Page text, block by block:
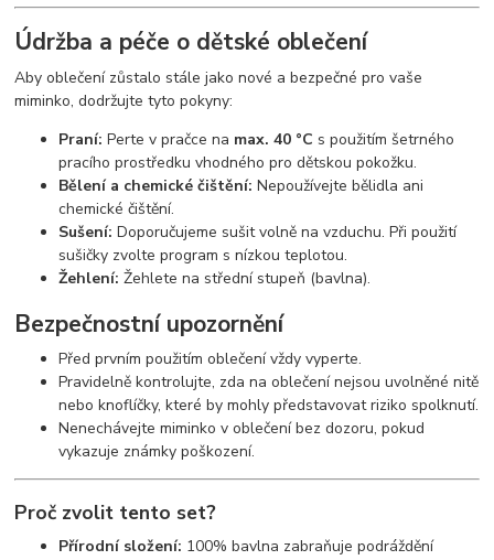
Údržba a péče o dětské oblečení
Aby oblečení zůstalo stále jako nové a bezpečné pro vaše
miminko, dodržujte tyto pokyny:
Praní: Perte v pračce na max. 40 °C s použitím šetrného
pracího prostředku vhodného pro dětskou pokožku.
Bělení a chemické čištění: Nepoužívejte bělidla ani
chemické čištění.
Sušení: Doporučujeme sušit volně na vzduchu. Při použití
sušičky zvolte program s nízkou teplotou.
Žehlení: Žehlete na střední stupeň (bavlna).
Bezpečnostní upozornění
Před prvním použitím oblečení vždy vyperte.
Pravidelně kontrolujte, zda na oblečení nejsou uvolněné nitě
nebo knoflíčky, které by mohly představovat riziko spolknutí.
Nenechávejte miminko v oblečení bez dozoru, pokud
vykazuje známky poškození.
Proč zvolit tento set?
Přírodní složení: 100% bavlna zabraňuje podráždění